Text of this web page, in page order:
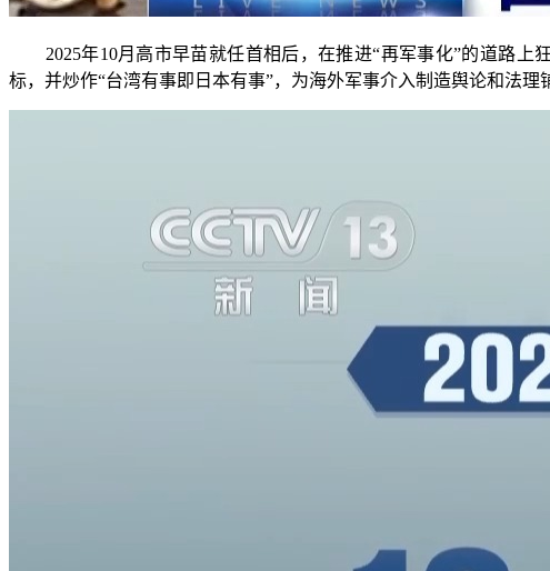
2025年10月高市早苗就任首相后，在推进“再军事化”的道路上
标，并炒作“台湾有事即日本有事”，为海外军事介入制造舆论和法理